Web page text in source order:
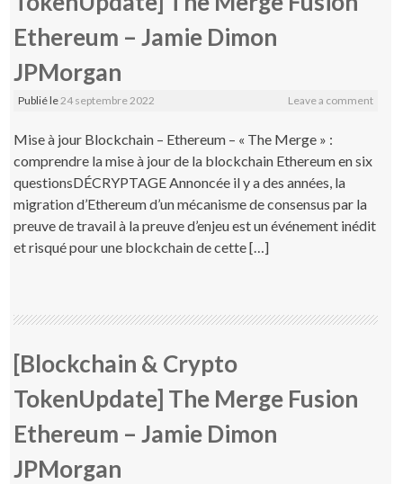
Ethereum – Jamie Dimon
JPMorgan
Publié le24 septembre 2022 Leave a comment
Mise à jour Blockchain – Ethereum – « The Merge » :
comprendre la mise à jour de la blockchain Ethereum en six
questionsDÉCRYPTAGE Annoncée il y a des années, la
migration d’Ethereum d’un mécanisme de consensus par la
preuve de travail à la preuve d’enjeu est un événement inédit
et risqué pour une blockchain de cette […]
[Blockchain & Crypto
TokenUpdate] The Merge Fusion
Ethereum – Jamie Dimon
JPMorgan